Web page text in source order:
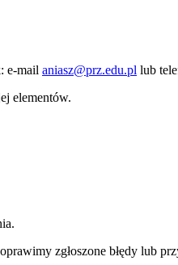
: e-mail aniasz@prz.edu.pl lub
elementów.
zgłoszone błędy lub